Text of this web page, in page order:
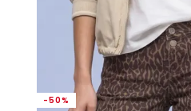
-50%